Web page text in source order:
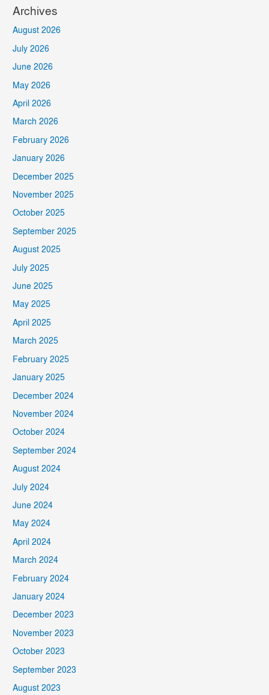
Archives
August 2026
July 2026
June 2026
May 2026
April 2026
March 2026
February 2026
January 2026
December 2025
November 2025
October 2025
September 2025
August 2025
July 2025
June 2025
May 2025
April 2025
March 2025
February 2025
January 2025
December 2024
November 2024
October 2024
September 2024
August 2024
July 2024
June 2024
May 2024
April 2024
March 2024
February 2024
January 2024
December 2023
November 2023
October 2023
September 2023
August 2023